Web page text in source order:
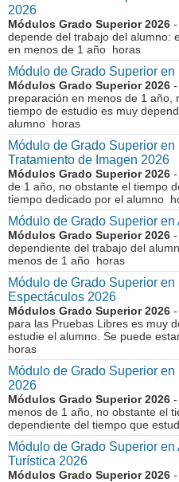
2026
Módulos Grado Superior 2026
depende del trabajo del alumno:
en menos de 1 año horas
Módulo de Grado Superior
Módulos Grado Superior 2026
preparación en menos de 1 año,
tiempo de estudio es muy
alumno horas
Módulo de Grado Superior
Tratamiento de Imagen 2026
Módulos Grado Superior 2026
de 1 año, no obstante el tiempo
tiempo dedicado por el alumno
Módulo de Grado Superior
Módulos Grado Superior 2026
dependiente del trabajo del
menos de 1 año horas
Módulo de Grado Superior
Espectáculos 2026
Módulos Grado Superior 2026
para las Pruebas Libres es muy
estudie el alumno. Se puede
horas
Módulo de Grado Superior
2026
Módulos Grado Superior 2026
menos de 1 año, no obstante el
dependiente del tiempo que
Módulo de Grado Superior
Turística 2026
Módulos Grado Superior 2026